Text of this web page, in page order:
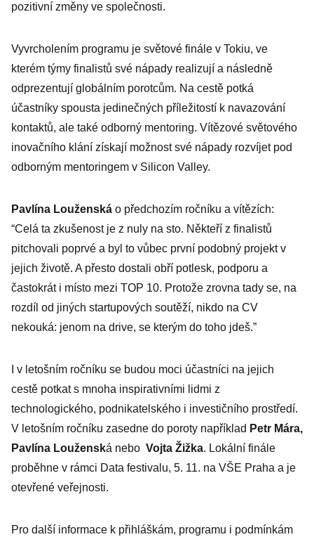
pozitivní změny ve společnosti.
Vyvrcholením programu je světové finále v Tokiu, ve
kterém týmy finalistů své nápady realizují a následně
odprezentují globálním porotcům. Na cestě potká
účastníky spousta jedinečných příležitostí k navazování
kontaktů, ale také odborný mentoring. Vítězové světového
inovačního klání získají možnost své nápady rozvíjet pod
odborným mentoringem v Silicon Valley.
Pavlína Louženská o předchozím ročníku a vítězích:
“Celá ta zkušenost je z nuly na sto. Někteří z finalistů
pitchovali poprvé a byl to vůbec první podobný projekt v
jejich životě. A přesto dostali obří potlesk, podporu a
častokrát i místo mezi TOP 10. Protože zrovna tady se, na
rozdíl od jiných startupových soutěží, nikdo na CV
nekouká: jenom na drive, se kterým do toho jdeš.”
I v letošním ročníku se budou moci účastníci na jejich
cestě potkat s mnoha inspirativními lidmi z
technologického, podnikatelského i investičního prostředí.
V letošním ročníku zasedne do poroty například Petr Mára,
Pavlína Louženská nebo Vojta Žižka. Lokální finále
proběhne v rámci Data festivalu, 5. 11. na VŠE Praha a je
otevřené veřejnosti.
Pro další informace k přihláškám, programu i podmínkám